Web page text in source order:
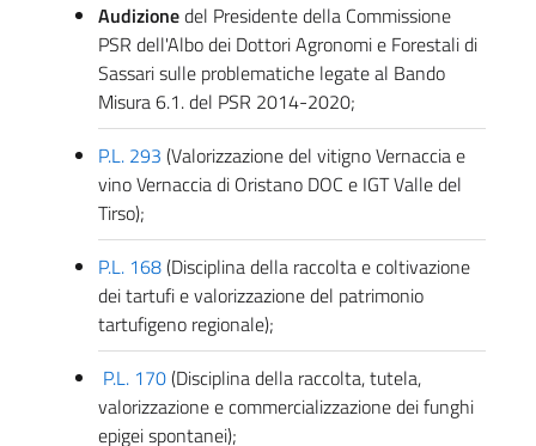
Audizionedel Presidente della Commissione
PSR dell'Albo dei Dottori Agronomi e Forestali di
Sassari sulle problematiche legate al Bando
Misura 6.1. del PSR 2014-2020;
P.L. 293 (Valorizzazione del vitigno Vernaccia e
vino Vernaccia di Oristano DOC e IGT Valle del
Tirso);
P.L. 168(Disciplina della raccolta e coltivazione
dei tartufi e valorizzazione del patrimonio
tartufigeno regionale);
P.L. 170(Disciplina della raccolta, tutela,
valorizzazione e commercializzazione dei funghi
epigei spontanei);